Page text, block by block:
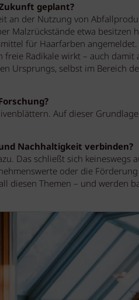
geplant?
an der Nutzung von
Malzrückstände etwa besitzen
für Haarfarben angemeldet.
Radikale wirkt – auch damit
Ursprungs, selbst im Bereich
Auf dieser
Nachhaltigkeit verbinden?
Das schließt sich keineswegs
oder die
Themen – und werden